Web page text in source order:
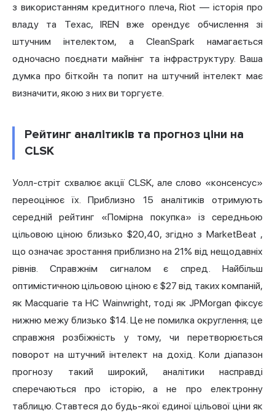
з використанням кредитного плеча,Riot — історія про
владу та Техас, IREN вже орендує обчислення зі
штучним інтелектом, а CleanSpark намагається
одночасно поєднати майнінг та інфраструктуру. Ваша
думка про біткойн та попит на штучний інтелект має
визначити, якою з них ви торгуєте.
Рейтинг аналітиків та прогноз ціни на
CLSK
Уолл-стріт схвалює акції CLSK, але слово «консенсус»
переоцінює їх. Приблизно 15 аналітиків отримують
середній рейтинг «Помірна покупка» із середньою
цільовою ціною близько $20,40, згідно з MarketBeat ,
що означає зростання приблизно на 21% від нещодавніх
рівнів. Справжнім сигналом є спред. Найбільш
оптимістичною цільовою ціною є $27 від таких компаній,
як Macquarie та HC Wainwright, тоді як JPMorgan фіксує
нижню межу близько $14. Це не помилка округлення; це
справжня розбіжність у тому, чи перетворюється
поворот на штучний інтелект на дохід. Коли діапазон
прогнозу такий широкий, аналітики насправді
сперечаються про історію, а не про електронну
таблицю. Ставтеся до будь-якої єдиної цільової ціни як